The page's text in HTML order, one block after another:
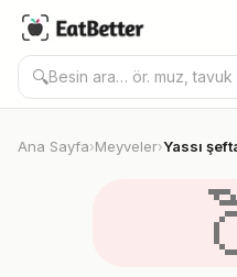
🔍
Ana Sayfa›Meyveler›Yassı